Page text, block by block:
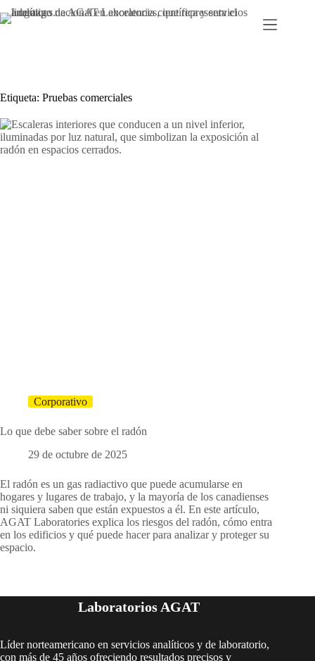
al
Etiqueta: Pruebas comerciales
Corporativo
Lo que debe saber sobre el radón
29 de octubre de 2025
El radón es un gas radiactivo que puede acumularse en
hogares y lugares de trabajo, y la mayoría de los canadienses
ni siquiera saben que están expuestos a él. En este artículo,
AGAT Laboratories explica los riesgos del radón, cómo entra
en los edificios y qué puede hacer para analizar y proteger su
espacio.
Laboratorios AGAT
Líder norteamericano en servicios analíticos y de laboratorio,
con más de 45 años ofreciendo resultados precisos y